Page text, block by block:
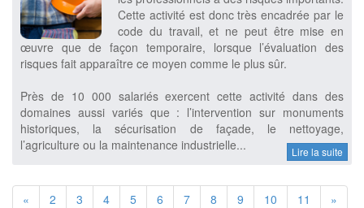
Cette activité est donc très encadrée par le
code du travail, et ne peut être mise en
œuvre que de façon temporaire, lorsque l’évaluation des
risques fait apparaître ce moyen comme le plus sûr.
Près de 10 000 salariés exercent cette activité dans des
domaines aussi variés que : l’intervention sur monuments
historiques, la sécurisation de façade, le nettoyage,
l’agriculture ou la maintenance industrielle...
Lire la suite
« 2 3 4 5 6 7 8 9 10 11 »